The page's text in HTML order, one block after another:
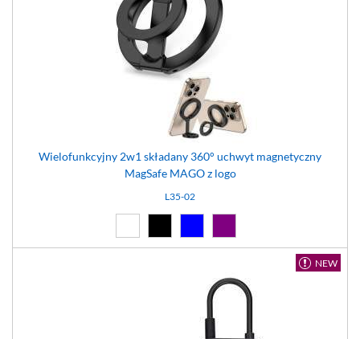
Wielofunkcyjny 2w1 składany 360° uchwyt magnetyczny
MagSafe MAGO z logo
L35-02
NEW